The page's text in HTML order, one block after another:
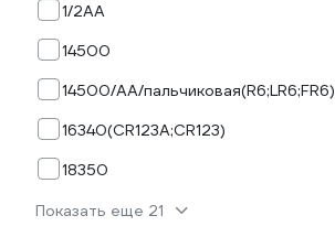
1/2AA
14500
14500/AA/пальчиковая(R6;LR6;FR6)
16340(CR123A;CR123)
18350
Показать еще 21